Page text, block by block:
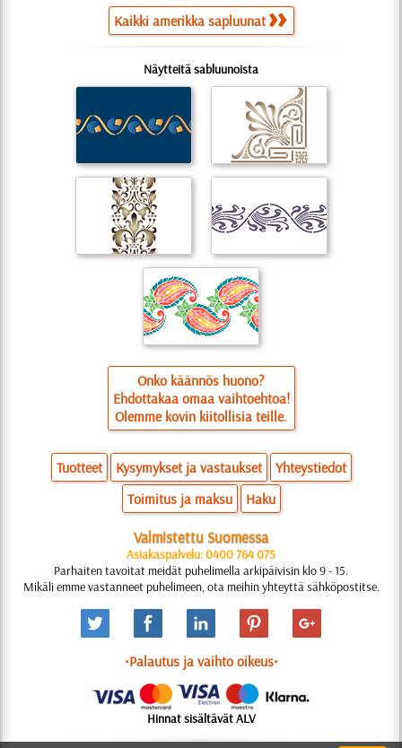
Kaikki amerikka sapluunat
Näytteitä sabluunoista
Onko käännös huono?
Ehdottakaa omaa vaihtoehtoa!
Olemme kovin kiitollisia teille.
Tuotteet Kysymykset ja vastaukset
Yhteystiedot
Toimitus ja maksu
Haku
Valmistettu Suomessa
Asiakaspalvelu: 0400 764 075
Parhaiten tavoitat meidät puhelimella arkipäivisin klo 9 - 15.
Mikäli emme vastanneet puhelimeen, ota meihin yhteyttä sähköpostitse.
•Palautus ja vaihto oikeus•
Hinnat sisältävät ALV